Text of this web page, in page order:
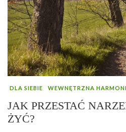
DLA SIEBIE WEWNĘTRZNA
JAK PRZESTAĆ
ŻYĆ?